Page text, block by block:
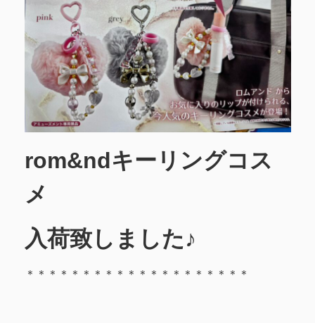
rom&ndキーリングコス
メ
入荷致しました♪
＊＊＊＊＊＊＊＊＊＊＊＊＊＊＊＊＊＊＊＊